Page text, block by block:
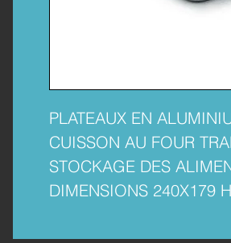
PLATEAUX EN
CUISSON AU FOUR
STOCKAGE DES
DIMENSIONS 240X179